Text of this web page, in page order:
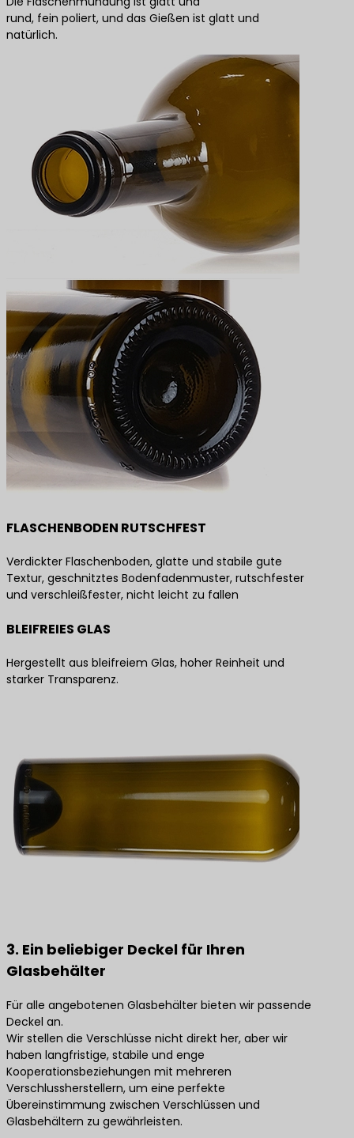
rund, fein poliert, und das Gießen ist glatt und
natürlich.
FLASCHENBODEN RUTSCHFEST
Verdickter Flaschenboden, glatte und stabile gute
Textur, geschnitztes Bodenfadenmuster, rutschfester
und verschleißfester, nicht leicht zu fallen
BLEIFREIES GLAS
Hergestellt aus bleifreiem Glas, hoher Reinheit und
starker Transparenz.
3. Ein beliebiger Deckel für Ihren
Glasbehälter
Für alle angebotenen Glasbehälter bieten wir passende
Deckel an.
Wir stellen die Verschlüsse nicht direkt her, aber wir
haben langfristige, stabile und enge
Kooperationsbeziehungen mit mehreren
Verschlussherstellern, um eine perfekte
Übereinstimmung zwischen Verschlüssen und
Glasbehältern zu gewährleisten.